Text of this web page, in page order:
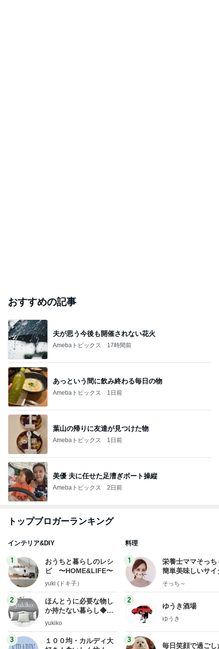
おすすめの記事
夫が思う今後も開催されない花火
Amebaトピックス 17時間前
あっという間に飲み終わる毎日の物
Amebaトピックス 1日前
葉山の帰りに友達が見つけた物
Amebaトピックス 1日前
美優 夫に任せた足漕ぎボート操縦
Amebaトピックス 2日前
トップブロガーランキング
インテリア&DIY
1
おうちと暮らしのレシ
ピ 〜HOME&LIFE〜
yuki (ドキ子）
2
ほんとうに必要な物し
か持たない暮らし◆Ke
ep Life Simple◆〜イ
yukiko
3
１００均・カルディ大
料理
1
栄養士ママそっち
簡単美味しいサイ
献立
そっち～
2
ゆうき酒場
ゆうき
3
毎日笑顔で過ごし